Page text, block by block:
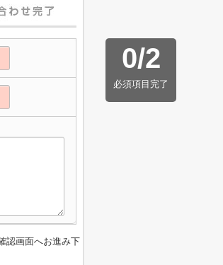
0/2
必須項目完了
認画面へお進み下